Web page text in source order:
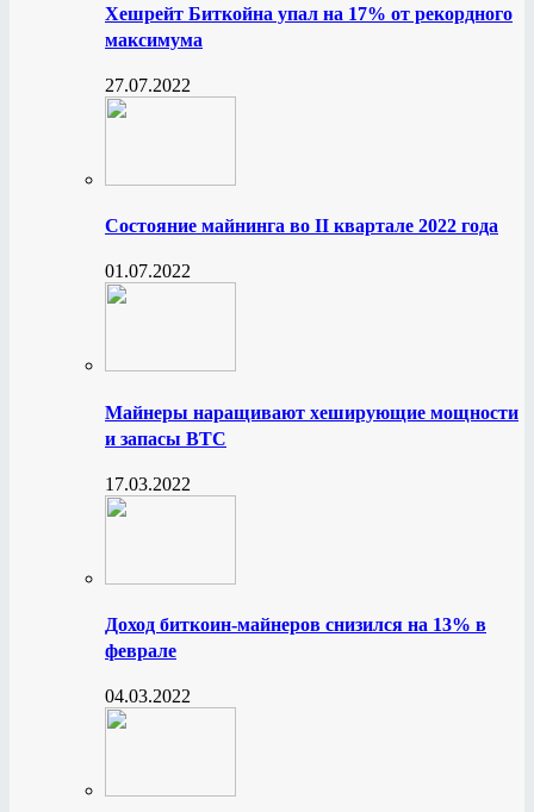
Хешрейт Биткойна упал на 17% от рекордного
максимума
27.07.2022
Состояние майнинга во II квартале 2022 года
01.07.2022
Майнеры наращивают хеширующие мощности
и запасы BTC
17.03.2022
Доход биткоин-майнеров снизился на 13% в
феврале
04.03.2022